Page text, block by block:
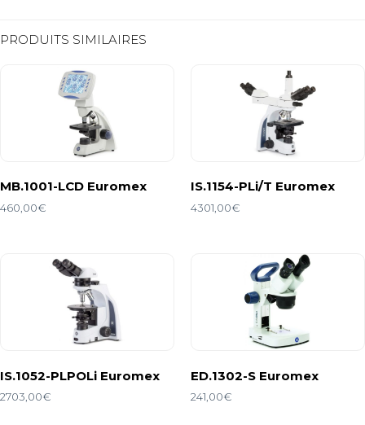
PRODUITS SIMILAIRES
MB.1001-LCD Euromex
460,00€
IS.1154-PLi/T Euromex
4301,00€
IS.1052-PLPOLi Euromex
2703,00€
ED.1302-S Euromex
241,00€